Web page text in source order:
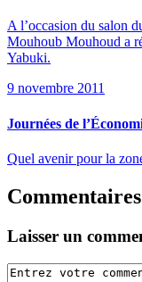
A l’occasion du salon
Mouhoub Mouhoud a
Yabuki.
9 novembre 2011
Journées de
Quel avenir pour la
Commentaires
Laisser un